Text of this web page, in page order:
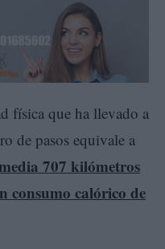
física que ha llevado a
de pasos equivale a
707 kilómetros
consumo calórico de